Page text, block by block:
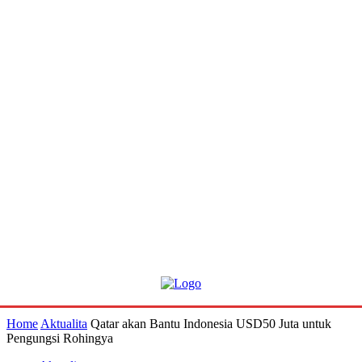
Home Aktualita Qatar akan Bantu Indonesia USD50 Juta untuk
Pengungsi Rohingya